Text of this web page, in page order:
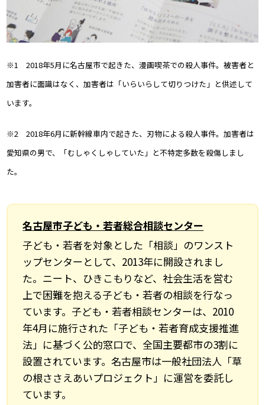
※1 2018年5月に名古屋市で起きた、漫画喫茶での殺人事件。被害者と
加害者に面識はなく、加害者は「いらいらして切りつけた」と供述して
います。
※2 2018年6月に新幹線車内で起きた、刃物による殺人事件。加害者は
愛知県の男で、「むしゃくしゃしていた」と不特定多数を殺傷しまし
た。
名古屋市子ども・若者総合相談センター
子ども・若者を対象とした「相談」のワンスト
ップセンターとして、2013年に開設されまし
た。ニート、ひきこもりなど、社会生活を営む
上で困難を抱える子ども・若者の相談を行なっ
ています。子ども・若者相談センターは、2010
年4月に施行された「子ども・若者育成支援推進
法」に基づく公的窓口で、全国主要都市の3割に
設置されています。名古屋市は一般社団法人「草
の根ささえあいプロジェクト」に運営を委託し
ています。